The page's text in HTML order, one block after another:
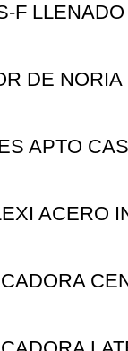
F
DE
APTO
ACERO